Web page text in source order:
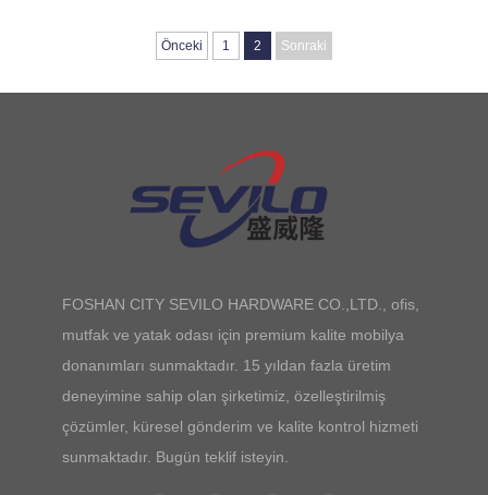
Önceki 1 2 Sonraki
FOSHAN CITY SEVILO HARDWARE CO.,LTD., ofis,
mutfak ve yatak odası için premium kalite mobilya
donanımları sunmaktadır. 15 yıldan fazla üretim
deneyimine sahip olan şirketimiz, özelleştirilmiş
çözümler, küresel gönderim ve kalite kontrol hizmeti
sunmaktadır. Bugün teklif isteyin.